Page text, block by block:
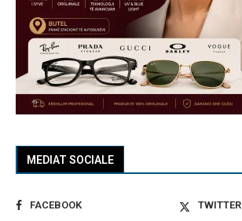
MEDIAT SOCIALE
FACEBOOK
TWITTER